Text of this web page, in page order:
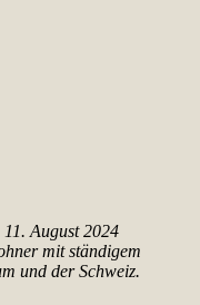
August 2024
mit ständigem
und der Schweiz.